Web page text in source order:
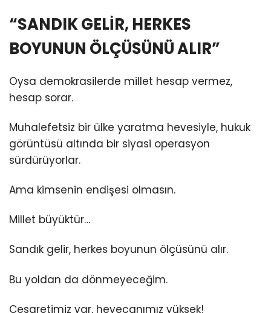
“SANDIK GELİR, HERKES
BOYUNUN ÖLÇÜSÜNÜ ALIR”
Oysa demokrasilerde millet hesap vermez,
hesap sorar.
Muhalefetsiz bir ülke yaratma hevesiyle, hukuk
görüntüsü altında bir siyasi operasyon
sürdürüyorlar.
Ama kimsenin endişesi olmasın.
Millet büyüktür…
Sandık gelir, herkes boyunun ölçüsünü alır.
Bu yoldan da dönmeyeceğim.
Cesaretimiz var, heyecanımız yüksek!